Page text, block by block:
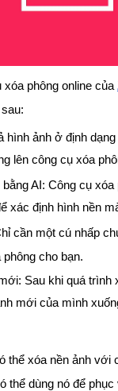
phông online của
hình ảnh ở định
lên công cụ xóa
AI: Công cụ xóa
xác định hình nền
cần một cú nhấp
cho bạn.
Sau khi quá trình
mới của mình
thể xóa nền ảnh với
thể dùng nó để